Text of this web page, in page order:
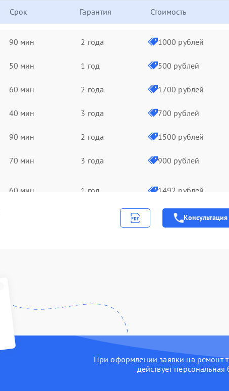
Срок Гарантия Стоимость
90 мин 2 года 1000 рублей
50 мин 1 год 500 рублей
60 мин 2 года 1700 рублей
40 мин 3 года 700 рублей
90 мин 2 года 1500 рублей
70 мин 3 года 900 рублей
60 мин 1 год 1492 рублей
1000 рублей
При оформлении заявки на ремонт
действует